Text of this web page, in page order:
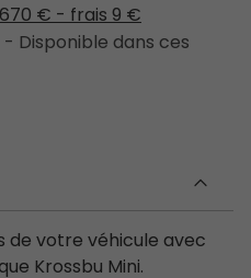
€ - frais 9 €
Disponible dans ces
de votre véhicule avec
Krossbu Mini.